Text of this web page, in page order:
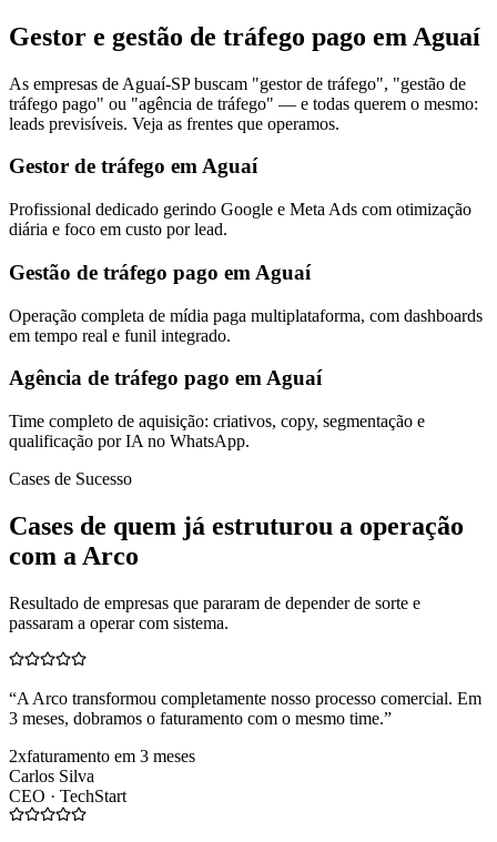
Gestor e gestão de tráfego pago em Aguaí
As empresas de Aguaí-SP buscam "gestor de tráfego", "gestão de
tráfego pago" ou "agência de tráfego" — e todas querem o mesmo:
leads previsíveis. Veja as frentes que operamos.
Gestor de tráfego em Aguaí
Profissional dedicado gerindo Google e Meta Ads com otimização
diária e foco em custo por lead.
Gestão de tráfego pago em Aguaí
Operação completa de mídia paga multiplataforma, com dashboards
em tempo real e funil integrado.
Agência de tráfego pago em Aguaí
Time completo de aquisição: criativos, copy, segmentação e
qualificação por IA no WhatsApp.
Cases de Sucesso
Cases de quem já estruturou a operação
com a Arco
Resultado de empresas que pararam de depender de sorte e
passaram a operar com sistema.
“A Arco transformou completamente nosso processo comercial. Em
3 meses, dobramos o faturamento com o mesmo time.”
2xfaturamento em 3 meses
Carlos Silva
CEO · TechStart